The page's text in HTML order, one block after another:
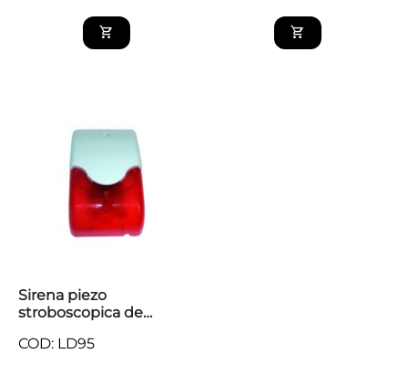
Sirena piezo
stroboscopica de
COD: LD95